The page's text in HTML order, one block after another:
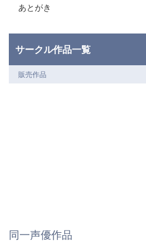
あとがき
サークル作品一覧
販売作品
同一声優作品